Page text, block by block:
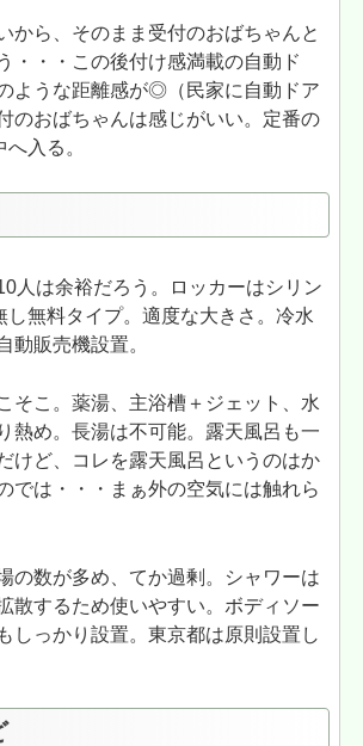
から、そのまま受付のおばちゃんと
・・・この後付け感満載の自動ド
ような距離感が◎（民家に自動ドア
のおばちゃんは感じがいい。定番の
入る。
人は余裕だろう。ロッカーはシリン
し無料タイプ。適度な大きさ。冷水
動販売機設置。
そこ。薬湯、主浴槽＋ジェット、水
熱め。長湯は不可能。露天風呂も一
けど、コレを露天風呂というのはか
では・・・まぁ外の空気には触れら
の数が多め、てか過剰。シャワーは
散するため使いやすい。ボディソー
しっかり設置。東京都は原則設置し